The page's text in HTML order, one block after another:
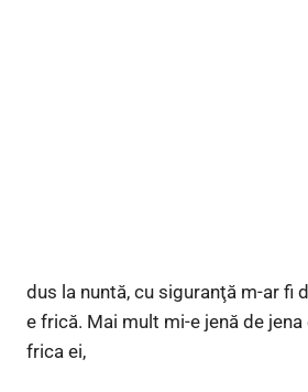
dus la nuntă, cu siguranţă m-ar fi
e frică. Mai mult mi-e jenă de
frica ei,